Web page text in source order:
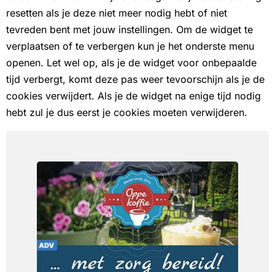
resetten als je deze niet meer nodig hebt of niet
tevreden bent met jouw instellingen. Om de widget te
verplaatsen of te verbergen kun je het onderste menu
openen. Let wel op, als je de widget voor onbepaalde
tijd verbergt, komt deze pas weer tevoorschijn als je de
cookies verwijdert. Als je de widget na enige tijd nodig
hebt zul je dus eerst je cookies moeten verwijderen.